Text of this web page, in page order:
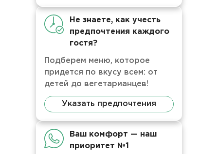
Не знаете, как учесть
предпочтения каждого
гостя?
Подберем меню, которое
придется по вкусу всем: от
детей до вегетарианцев!
Указать предпочтения
Ваш комфорт — наш
приоритет №1